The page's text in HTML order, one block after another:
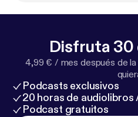
Disfruta 30
4,99 € / mes después de la
Podcasts exclusivos
20 horas de audiolibros
Podcast gratuitos